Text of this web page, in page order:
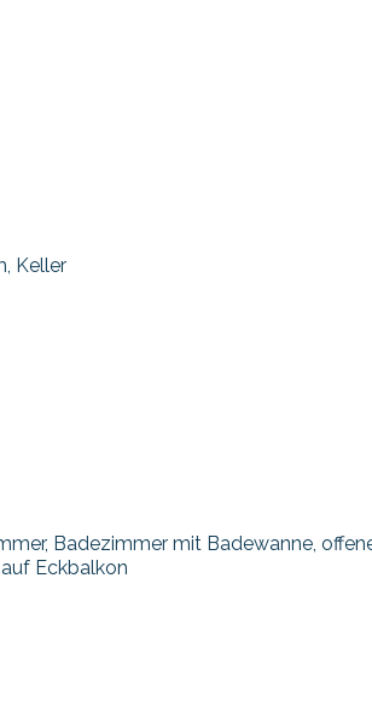
Keller
Badezimmer mit Badewanne,
Eckbalkon